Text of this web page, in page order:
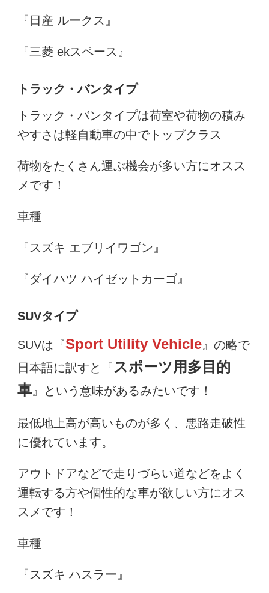
『日産 ルークス』
『三菱 ekスペース』
トラック・バンタイプ
トラック・バンタイプは荷室や荷物の積み
やすさは軽自動車の中でトップクラス
荷物をたくさん運ぶ機会が多い方にオスス
メです！
車種
『スズキ エブリイワゴン』
『ダイハツ ハイゼットカーゴ』
SUVタイプ
SUVは『Sport Utility Vehicle 』の略で
日本語に訳すと『スポーツ用多目的
車 』という意味があるみたいです！
最低地上高が高いものが多く、悪路走破性
に優れています。
アウトドアなどで走りづらい道などをよく
運転する方や個性的な車が欲しい方にオス
スメです！
車種
『スズキ ハスラー』